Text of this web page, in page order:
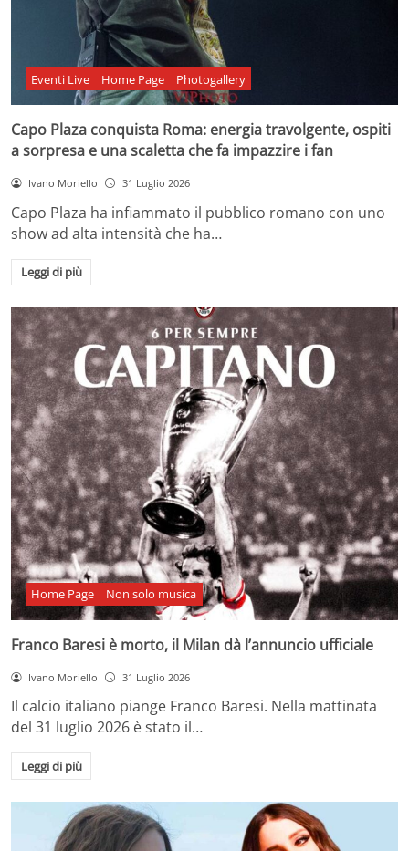
Eventi Live Home Page Photogallery
Capo Plaza conquista Roma: energia travolgente, ospiti
a sorpresa e una scaletta che fa impazzire i fan
Ivano Moriello 31 Luglio 2026
Capo Plaza ha infiammato il pubblico romano con uno
show ad alta intensità che ha…
Leggi di più
Home Page Non solo musica
Franco Baresi è morto, il Milan dà l’annuncio ufficiale
Ivano Moriello 31 Luglio 2026
Il calcio italiano piange Franco Baresi. Nella mattinata
del 31 luglio 2026 è stato il…
Leggi di più